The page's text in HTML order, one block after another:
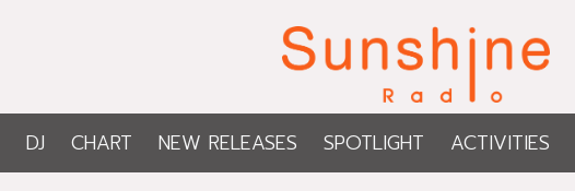
DJ CHART NEW RELEASES SPOTLIGHT ACTIVITIES